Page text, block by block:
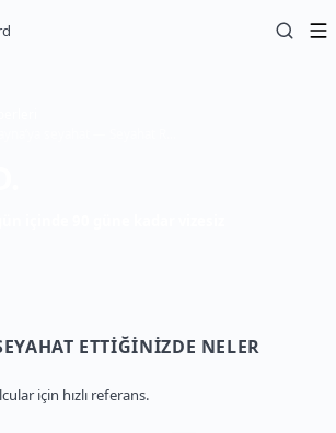
ETTIĞINIZDE NELER
için hızlı referans.